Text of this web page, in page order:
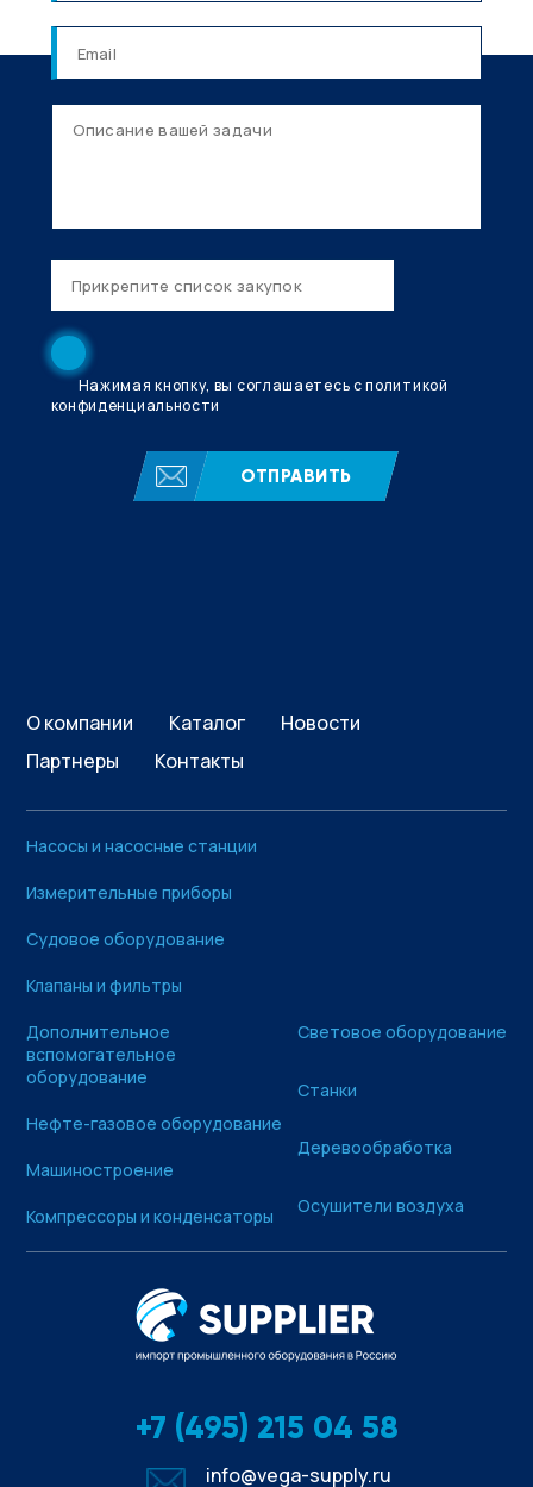
Нажимая кнопку, вы соглашаетесь с политикой
конфиденциальности
ОТПРАВИТЬ
О компании Каталог
Новости
Партнеры
Контакты
Насосы и насосные станции
Измерительные приборы
Судовое оборудование
Клапаны и фильтры
Дополнительное
вспомогательное
оборудование
Нефте-газовое оборудование
Машиностроение
Компрессоры и конденсаторы
Световое оборудование
Станки
Деревообработка
Осушители воздуха
+7 (495) 215 04 58
info@vega-supply.ru